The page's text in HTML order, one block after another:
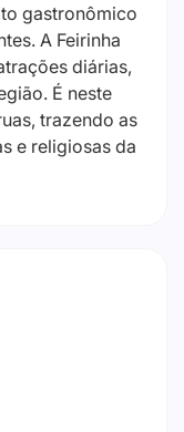
gastronômico
A Feirinha
diárias,
É neste
trazendo as
e religiosas da